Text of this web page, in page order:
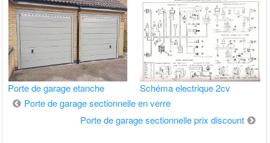
Porte de garage etanche Schéma electrique 2cv
Navigation
Porte de garage sectionnelle en verre
Porte de garage sectionnelle prix discount